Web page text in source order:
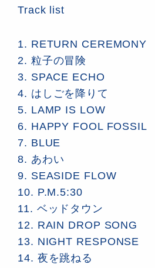
Track list
1. RETURN CEREMONY
2. 粒子の冒険
3. SPACE ECHO
4. はしごを降りて
5. LAMP IS LOW
6. HAPPY FOOL FOSSIL
7. BLUE
8. あわい
9. SEASIDE FLOW
10. P.M.5:30
11. ベッドタウン
12. RAIN DROP SONG
13. NIGHT RESPONSE
14. 夜を跳ねる